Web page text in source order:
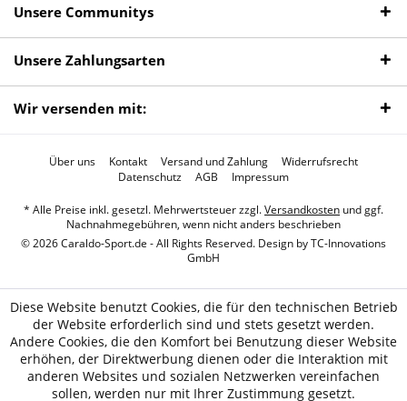
Unsere Communitys
Unsere Zahlungsarten
Wir versenden mit:
Über uns Kontakt Versand und Zahlung
Widerrufsrecht
Datenschutz
AGB Impressum
* Alle Preise inkl. gesetzl. Mehrwertsteuer zzgl.Versandkosten und ggf.
Nachnahmegebühren, wenn nicht anders beschrieben
© 2026 Caraldo-Sport.de - All Rights Reserved. Design byTC-Innovations
GmbH
Diese Website benutzt Cookies, die für den technischen Betrieb
der Website erforderlich sind und stets gesetzt werden.
Andere Cookies, die den Komfort bei Benutzung dieser Website
erhöhen, der Direktwerbung dienen oder die Interaktion mit
anderen Websites und sozialen Netzwerken vereinfachen
sollen, werden nur mit Ihrer Zustimmung gesetzt.